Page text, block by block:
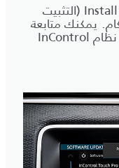
يبدأ التحديث بعد الضغط على Install now (التثبيت
يمكنك متابعة
استخدام السيارة الكعادة أثناء تحديث نظام InControl